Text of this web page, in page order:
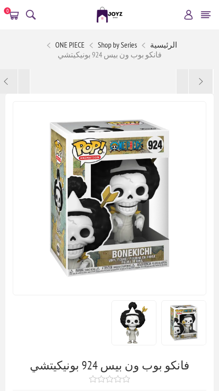
0
الرئيسية Shop by Series
ONE PIECE
فانكو بوب ون بيس 924 بونيكيتشي
فانكو بوب ون بيس 924 بونيكيتشي